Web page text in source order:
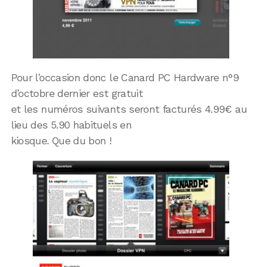
Pour l’occasion donc le Canard PC Hardware n°9
d’octobre dernier est gratuit
et les numéros suivants seront facturés 4.99€ au
lieu des 5.90 habituels en
kiosque. Que du bon !